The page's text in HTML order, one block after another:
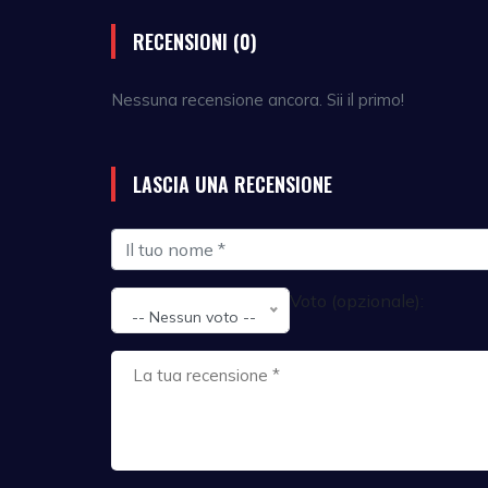
RECENSIONI (0)
Nessuna recensione ancora. Sii il primo!
LASCIA UNA RECENSIONE
Voto (opzionale):
-- Nessun voto --